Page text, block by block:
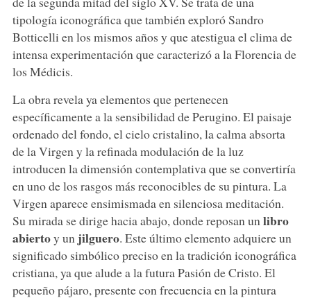
tipología iconográfica que también exploró Sandro
Botticelli en los mismos años y que atestigua el clima de
intensa experimentación que caracterizó a la Florencia de
los Médicis.
La obra revela ya elementos que pertenecen
específicamente a la sensibilidad de Perugino. El paisaje
ordenado del fondo, el cielo cristalino, la calma absorta
de la Virgen y la refinada modulación de la luz
introducen la dimensión contemplativa que se convertiría
en uno de los rasgos más reconocibles de su pintura. La
Virgen aparece ensimismada en silenciosa meditación.
Su mirada se dirige hacia abajo, donde reposan unlibro
abiertoy unjilguero. Este último elemento adquiere un
significado simbólico preciso en la tradición iconográfica
cristiana, ya que alude a la futura Pasión de Cristo. El
pequeño pájaro, presente con frecuencia en la pintura